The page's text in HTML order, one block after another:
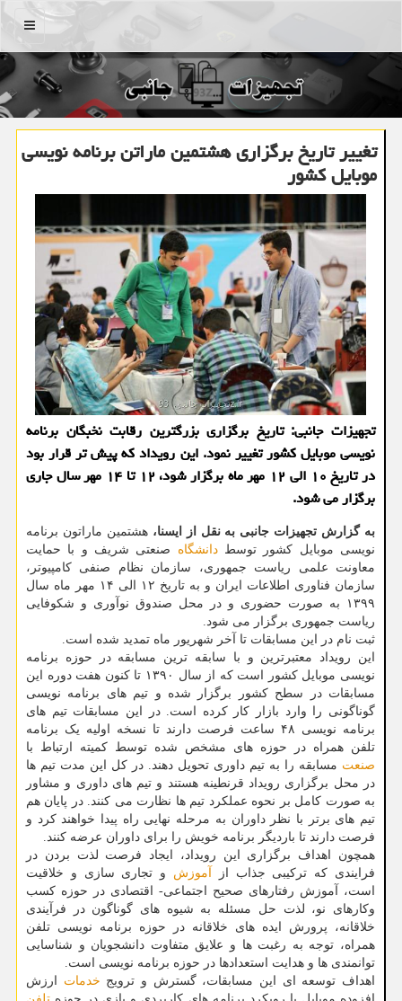
منو
تغییر تاریخ برگزاری هشتمین ماراتن برنامه نویسی
موبایل كشور
تجهیزات جانبی: تاریخ برگزاری بزرگترین رقابت نخبگان برنامه
نویسی موبایل كشور تغییر نمود. این رویداد كه پیش تر قرار بود
در تاریخ ۱۰ الی ۱۲ مهر ماه برگزار شود، ۱۲ تا ۱۴ مهر سال جاری
برگزار می شود.
به گزارش تجهیزات جانبی به نقل از ایسنا،هشتمین ماراتون برنامه
نویسی موبایل کشور توسطدانشگاه صنعتی شریف و با حمایت
معاونت علمی ریاست جمهوری، سازمان نظام صنفی کامپیوتر،
سازمان فناوری اطلاعات ایران و به تاریخ ۱۲ الی ۱۴ مهر ماه سال
۱۳۹۹ به صورت حضوری و در محل صندوق نوآوری و شکوفایی
ریاست جمهوری برگزار می شود.
ثبت نام در این مسابقات تا آخر شهریور ماه تمدید شده است.
این رویداد معتبرترین و با سابقه ترین مسابقه در حوزه برنامه
نویسی موبایل کشور است که از سال ۱۳۹۰ تا کنون هفت دوره این
مسابقات در سطح کشور برگزار شده و تیم های برنامه نویسی
گوناگونی را وارد بازار کار کرده است. در این مسابقات تیم های
برنامه نویسی ۴۸ ساعت فرصت دارند تا نسخه اولیه یک برنامه
تلفن همراه در حوزه های مشخص شده توسط کمیته ارتباط با
صنعت مسابقه را به تیم داوری تحویل دهند. در کل این مدت تیم ها
در محل برگزاری رویداد قرنطینه هستند و تیم های داوری و مشاور
به صورت کامل بر نحوه عملکرد تیم ها نظارت می کنند. در پایان هم
تیم های برتر با نظر داوران به مرحله نهایی راه پیدا خواهند کرد و
فرصت دارند تا باردیگر برنامه خویش را برای داوران عرضه کنند.
همچون اهداف برگزاری این رویداد، ایجاد فرصت لذت بردن در
فرایندی که ترکیبی جذاب از آموزش و تجاری سازی و خلاقیت
است، آموزش رفتارهای صحیح اجتماعی- اقتصادی در حوزه کسب
وکارهای نو، لذت حل مسئله به شیوه ­های گوناگون در فرآیندی
خلاقانه، پرورش ایده های خلاقانه در حوزه برنامه نویسی تلفن
همراه، توجه به رغبت ها و علایق متفاوت دانشجویان و شناسایی
توانمندی­ ها و هدایت استعدادها در حوزه برنامه نویسی است.
اهداف توسعه ای این مسابقات، گسترش و ترویج خدمات ارزش